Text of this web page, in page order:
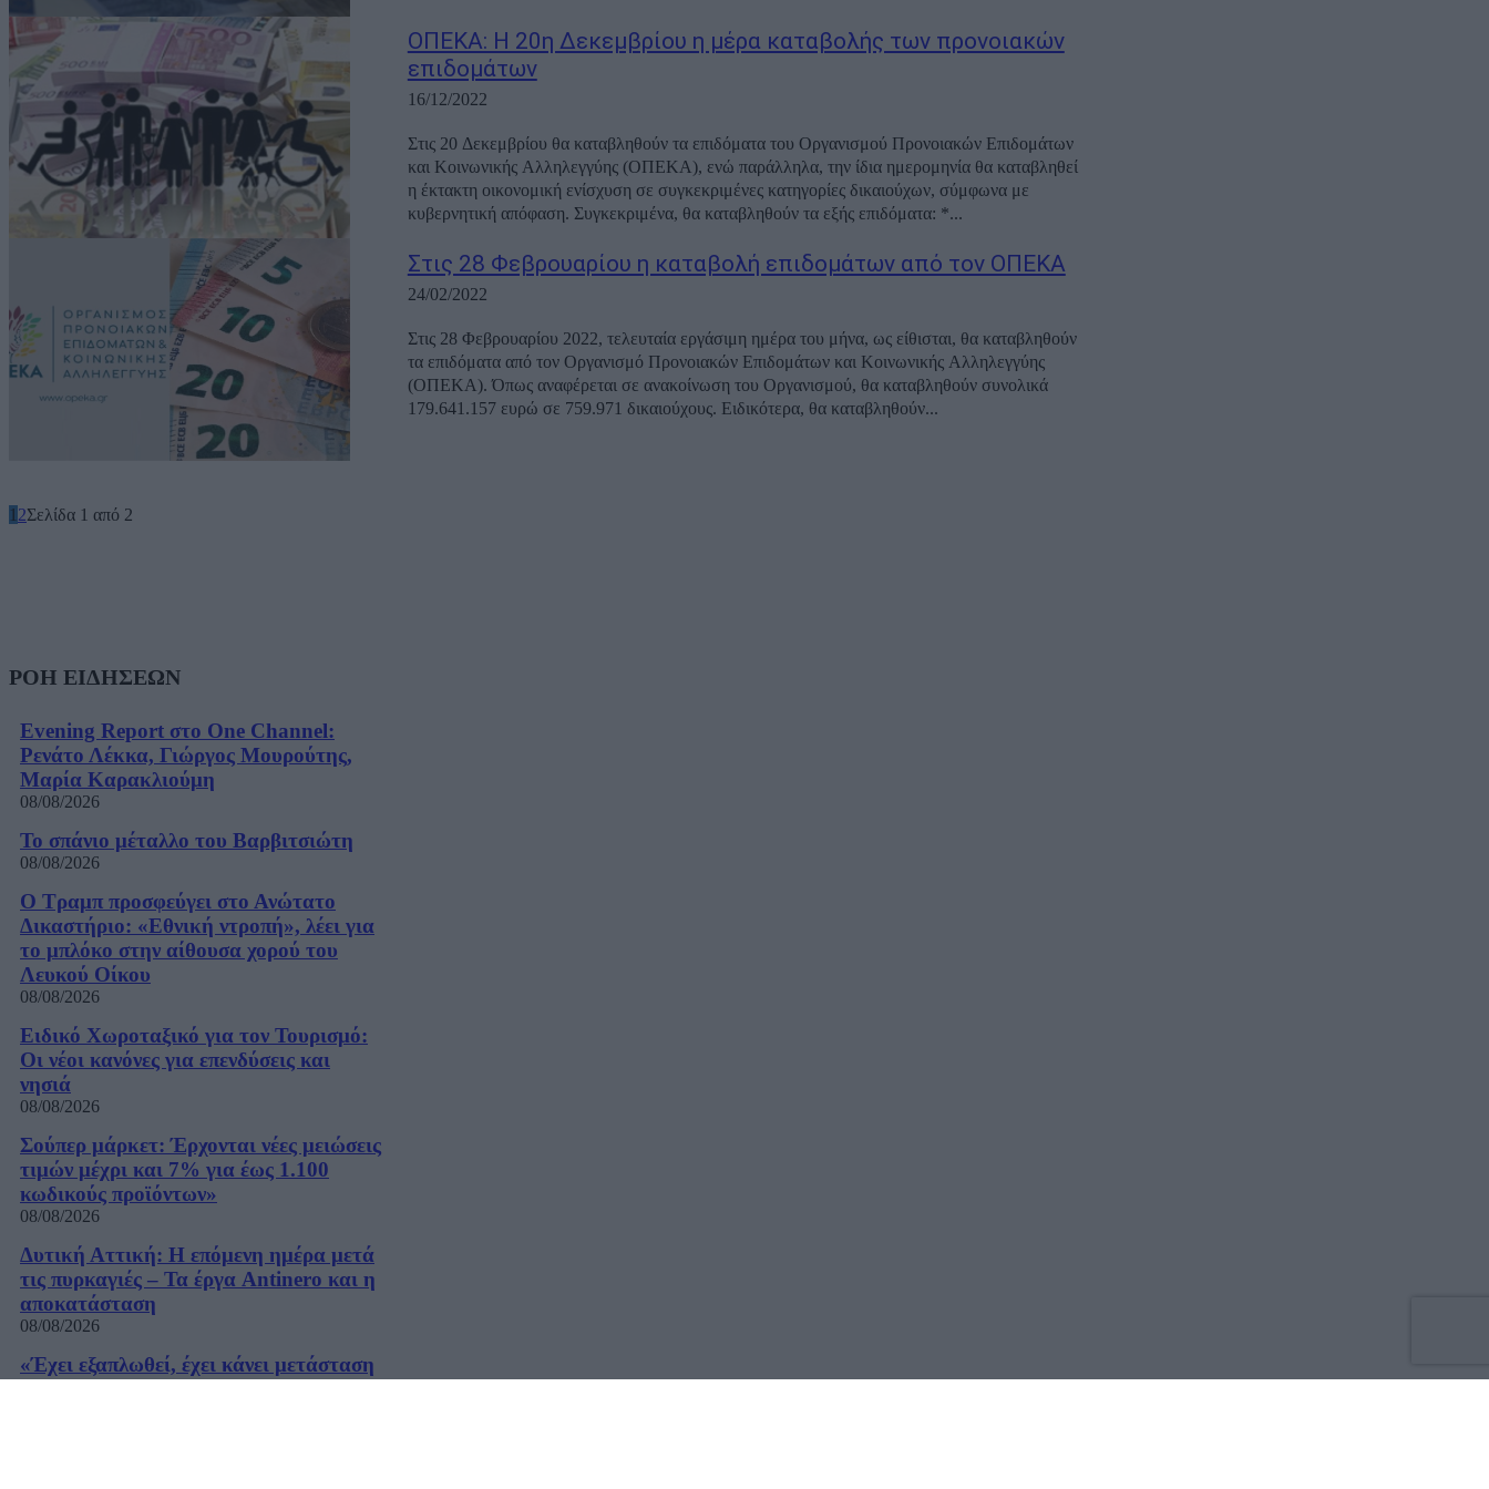
ΟΠΕΚΑ: Η 20η Δεκεμβρίου η μέρα καταβολής των προνοιακών
επιδομάτων
16/12/2022
Στις 20 Δεκεμβρίου θα καταβληθούν τα επιδόματα του Οργανισμού Προνοιακών Επιδομάτων
και Κοινωνικής Αλληλεγγύης (ΟΠΕΚΑ), ενώ παράλληλα, την ίδια ημερομηνία θα καταβληθεί
η έκτακτη οικονομική ενίσχυση σε συγκεκριμένες κατηγορίες δικαιούχων, σύμφωνα με
κυβερνητική απόφαση. Συγκεκριμένα, θα καταβληθούν τα εξής επιδόματα: *...
Στις 28 Φεβρουαρίου η καταβολή επιδομάτων από τον ΟΠΕΚΑ
24/02/2022
Στις 28 Φεβρουαρίου 2022, τελευταία εργάσιμη ημέρα του μήνα, ως είθισται, θα καταβληθούν
τα επιδόματα από τον Οργανισμό Προνοιακών Επιδομάτων και Κοινωνικής Αλληλεγγύης
(ΟΠΕΚΑ). Όπως αναφέρεται σε ανακοίνωση του Οργανισμού, θα καταβληθούν συνολικά
179.641.157 ευρώ σε 759.971 δικαιούχους. Ειδικότερα, θα καταβληθούν...
1 2Σελίδα 1 από 2
ΡΟΗ ΕΙΔΗΣΕΩΝ
Evening Report στο One Channel:
Ρενάτο Λέκκα, Γιώργος Μουρούτης,
Μαρία Καρακλιούμη
08/08/2026
Το σπάνιο μέταλλο του Βαρβιτσιώτη
08/08/2026
Ο Τραμπ προσφεύγει στο Ανώτατο
Δικαστήριο: «Εθνική ντροπή», λέει για
το μπλόκο στην αίθουσα χορού του
Λευκού Οίκου
08/08/2026
Ειδικό Χωροταξικό για τον Τουρισμό:
Οι νέοι κανόνες για επενδύσεις και
νησιά
08/08/2026
Σούπερ μάρκετ: Έρχονται νέες μειώσεις
τιμών μέχρι και 7% για έως 1.100
κωδικούς προϊόντων»
08/08/2026
Δυτική Αττική: Η επόμενη ημέρα μετά
τις πυρκαγιές – Τα έργα Antinero και η
αποκατάσταση
08/08/2026
«Έχει εξαπλωθεί, έχει κάνει μετάσταση